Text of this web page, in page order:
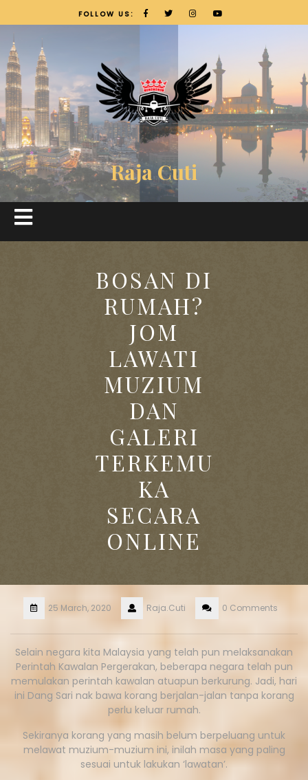
FOLLOW US:
Raja Cuti
BOSAN DI
RUMAH?
JOM
LAWATI
MUZIUM
DAN
GALERI
TERKEMU
KA
SECARA
ONLINE
25 March, 2020 Raja.Cuti 0 Comments
Selain negara kita Malaysia yang telah pun melaksanakan
Perintah Kawalan Pergerakan, beberapa negara telah pun
memulakan perintah kawalan atuapun berkurung. Jadi, hari
ini Dang Sari nak bawa korang berjalan-jalan tanpa korang
perlu keluar rumah.
Sekiranya korang yang masih belum berpeluang untuk
melawat muzium-muzium ini, inilah masa yang paling
sesuai untuk lakukan ‘lawatan’.